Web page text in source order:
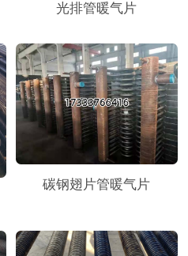
光排管暖气片
碳钢翅片管暖气片